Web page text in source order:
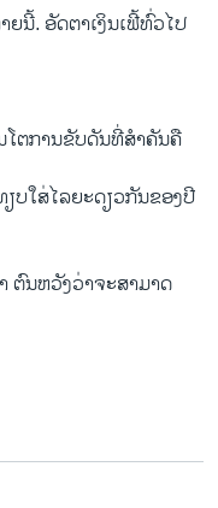
ຍນີ້. ອັດຕາເງິນເຟີ້ທົ່ວໄປ
ໂຕການຂັບດັນທີ່ສຳຄັນຄື
ບໃສ່ໄລຍະດຽວກັນຂອງປີ
ຕົນຫວັງວ່າຈະສາມາດ